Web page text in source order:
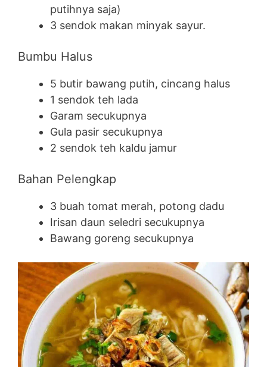
putihnya saja)
3 sendok makan minyak sayur.
Bumbu Halus
5 butir bawang putih, cincang halus
1 sendok teh lada
Garam secukupnya
Gula pasir secukupnya
2 sendok teh kaldu jamur
Bahan Pelengkap
3 buah tomat merah, potong dadu
Irisan daun seledri secukupnya
Bawang goreng secukupnya